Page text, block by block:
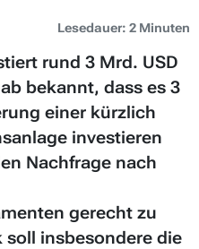
Lesedauer: 2 Minuten
rund 3 Mrd. USD
bekannt, dass es 3
einer kürzlich
investieren
Nachfrage nach
gerecht zu
soll insbesondere die